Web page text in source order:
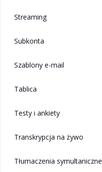
Streaming
Subkonta
Szablony e-mail
Tablica
Testy i ankiety
Transkrypcja na żywo
Tłumaczenia symultaniczne